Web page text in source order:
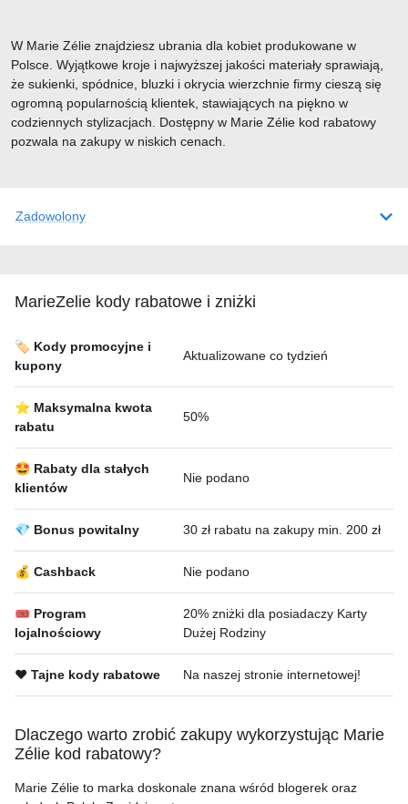
Zadowolony
MarieZelie kody rabatowe i zniżki
🏷️ Kody promocyjne i
kupony
Aktualizowane co tydzień
⭐ Maksymalna kwota
rabatu
50%
🤩 Rabaty dla stałych
klientów
Nie podano
💎 Bonus powitalny 30 zł rabatu na zakupy min. 200 zł
💰 Cashback Nie podano
🎟 Program
lojalnościowy
20% zniżki dla posiadaczy Karty
Dużej Rodziny
❤️ Tajne kody rabatowe Na naszej stronie internetowej!
Dlaczego warto zrobić zakupy wykorzystując Marie
Zélie kod rabatowy?
Marie Zélie to marka doskonale znana wśród blogerek oraz
W Marie Zélie znajdziesz ubrania dla kobiet produkowane w
Polsce. Wyjątkowe kroje i najwyższej jakości materiały sprawiają,
że sukienki, spódnice, bluzki i okrycia wierzchnie firmy cieszą się
ogromną popularnością klientek, stawiających na piękno w
codziennych stylizacjach. Dostępny w Marie Zélie kod rabatowy
pozwala na zakupy w niskich cenach.